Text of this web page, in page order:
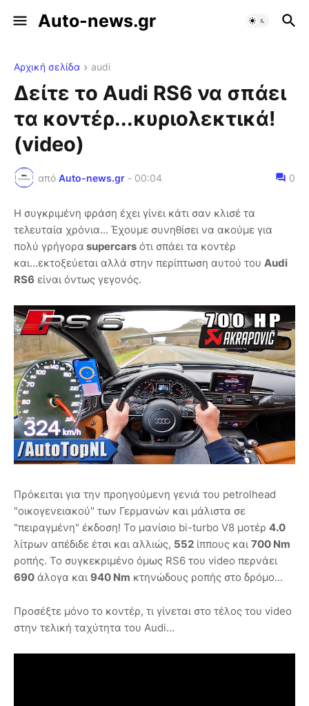
Auto-news.gr
Αρχική σελίδα audi
Δείτε το Audi RS6 να σπάει
τα κοντέρ...κυριολεκτικά!
(video)
από Auto-news.gr - 00:04 0
Η συγκριμένη φράση έχει γίνει κάτι σαν κλισέ τα
τελευταία χρόνια... Έχουμε συνηθίσει να ακούμε για
πολύ γρήγορα supercars ότι σπάει τα κοντέρ
και...εκτοξεύεται αλλά στην περίπτωση αυτού του Audi
RS6 είναι όντως γεγονός.
Πρόκειται για την προηγούμενη γενιά του petrolhead
"οικογενειακού" των Γερμανών και μάλιστα σε
"πειραγμένη" έκδοση! Το μανίσιο bi-turbo V8 μοτέρ 4.0
λίτρων απέδιδε έτσι και αλλιώς, 552 ίππους και 700 Nm
ροπής. Το συγκεκριμένο όμως RS6 του video περνάει
690 άλογα και 940 Nm κτηνώδους ροπής στο δρόμο...
Προσέξτε μόνο το κοντέρ, τι γίνεται στο τέλος του video
στην τελική ταχύτητα του Audi...